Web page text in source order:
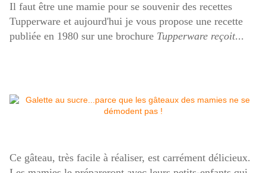
Il faut être une mamie pour se souvenir des recettes
Tupperware et aujourd'hui je vous propose une recette
publiée en 1980 sur une brochure Tupperware reçoit...
Ce gâteau, très facile à réaliser, est carrément délicieux.